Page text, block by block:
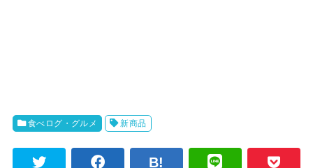
食べログ・グルメ 新商品